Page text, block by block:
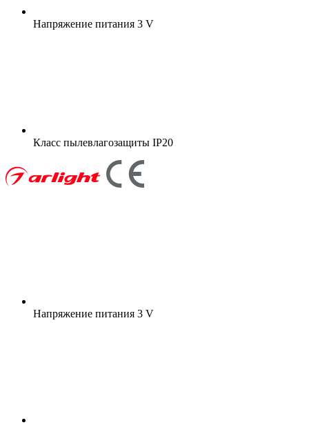
Напряжение питания 3 V
Класс пылевлагозащиты IP20
Напряжение питания 3 V